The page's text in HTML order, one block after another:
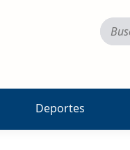
Deportes